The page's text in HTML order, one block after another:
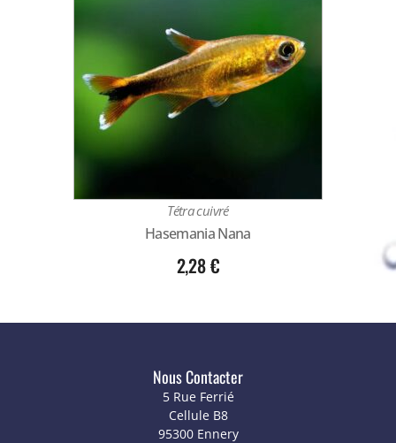
Tétra cuivré
Hasemania Nana
2,28€
Nous Contacter
5 Rue Ferrié
Cellule B8
95300 Ennery